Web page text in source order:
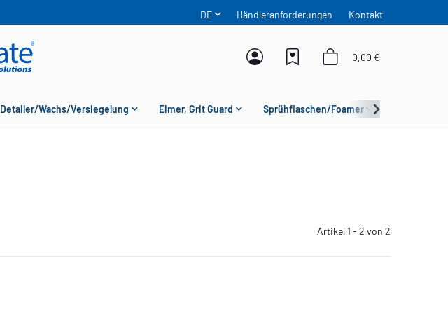
DE Händleranforderungen Kontakt
0,00 €
Detailer/Wachs/Versiegelung Eimer, Grit Guard Sprühflaschen/Foamer
Artikel 1 - 2 von 2